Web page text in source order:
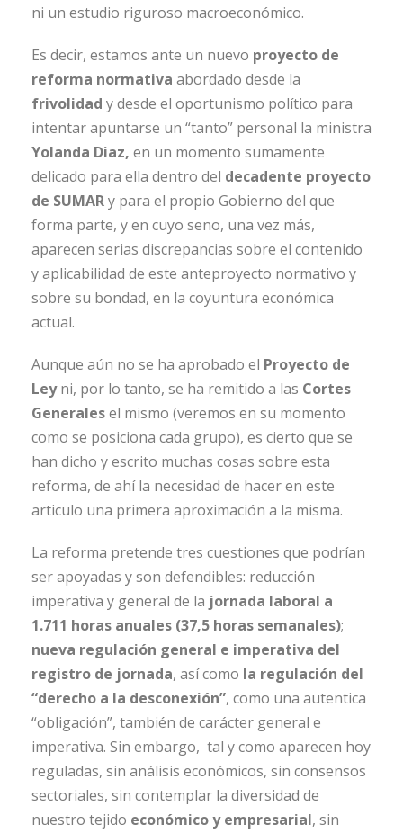
ni un estudio riguroso macroeconómico.
Es decir, estamos ante un nuevo proyecto de
reforma normativa abordado desde la
frivolidad y desde el oportunismo político para
intentar apuntarse un “tanto” personal la ministra
Yolanda Diaz, en un momento sumamente
delicado para ella dentro del decadente proyecto
de SUMARy para el propio Gobierno del que
forma parte, y en cuyo seno, una vez más,
aparecen serias discrepancias sobre el contenido
y aplicabilidad de este anteproyecto normativo y
sobre su bondad, en la coyuntura económica
actual.
Aunque aún no se ha aprobado el Proyecto de
Leyni, por lo tanto, se ha remitido a las Cortes
Generalesel mismo (veremos en su momento
como se posiciona cada grupo), es cierto que se
han dicho y escrito muchas cosas sobre esta
reforma, de ahí la necesidad de hacer en este
articulo una primera aproximación a la misma.
La reforma pretende tres cuestiones que podrían
ser apoyadas y son defendibles: reducción
imperativa y general de la jornada laboral a
1.711 horas anuales (37,5 horas semanales);
nueva regulación general e imperativa del
registro de jornada, así como la regulación del
“derecho a la desconexión”, como una autentica
“obligación”, también de carácter general e
imperativa. Sin embargo, tal y como aparecen hoy
reguladas, sin análisis económicos, sin consensos
sectoriales, sin contemplar la diversidad de
nuestro tejido económico y empresarial, sin